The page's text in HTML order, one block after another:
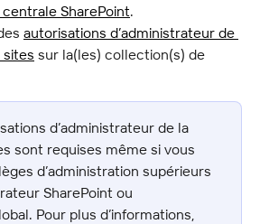
SharePoint.
autorisations d’administrateur de
sur la(les) collection(s) de
d’administrateur de la
sont requises même si vous
d’administration supérieurs
SharePoint ou
Pour plus d’informations,